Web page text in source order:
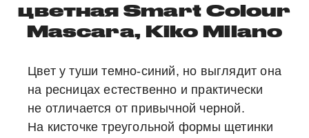
цветная Smart Colour
Mascara, Kiko Milano
Цвет у туши темно-синий, но выглядит она
на ресницах естественно и практически
не отличается от привычной черной.
На кисточке треугольной формы щетинки